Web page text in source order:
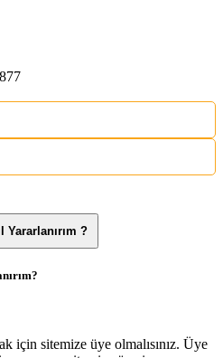
Yararlanırım ?
için sitemize üye olmalısınız. Üye